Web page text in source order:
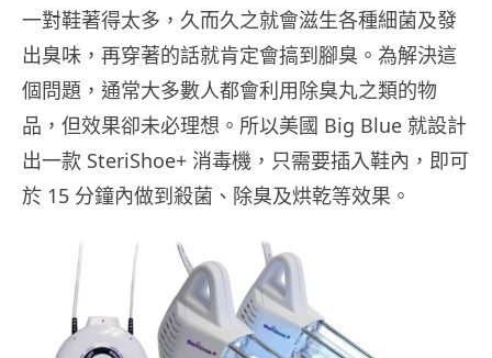
一對鞋著得太多，久而久之就會滋生各種細菌及發
出臭味，再穿著的話就肯定會搞到腳臭。為解決這
個問題，通常大多數人都會利用除臭丸之類的物
品，但效果卻未必理想。所以美國 Big Blue 就設計
出一款 SteriShoe+ 消毒機，只需要插入鞋內，即可
於 15 分鐘內做到殺菌、除臭及烘乾等效果。